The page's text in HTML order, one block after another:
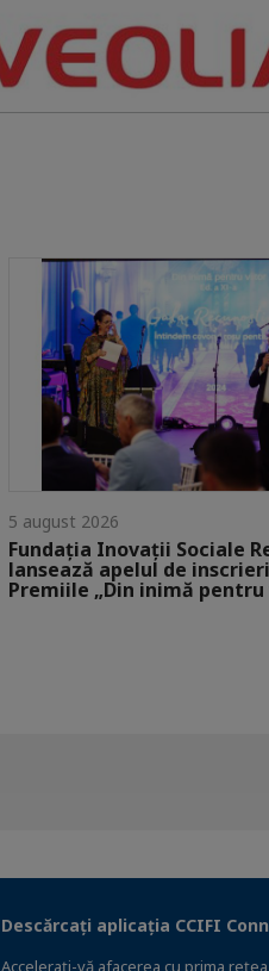
5 august 2026
Fundația Inovații Sociale
lansează apelul de
Premiile „Din inimă
Descărcați aplicația CCIFI
Accelerați-vă afacerea cu prima